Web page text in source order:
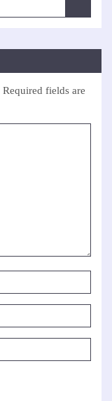
Required fields are